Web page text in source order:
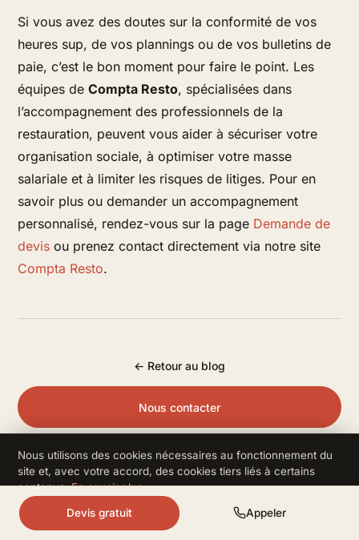
Si vous avez des doutes sur la conformité de vos
heures sup, de vos plannings ou de vos bulletins de
paie, c’est le bon moment pour faire le point. Les
équipes deCompta Resto, spécialisées dans
l’accompagnement des professionnels de la
restauration, peuvent vous aider à sécuriser votre
organisation sociale, à optimiser votre masse
salariale et à limiter les risques de litiges. Pour en
savoir plus ou demander un accompagnement
personnalisé, rendez-vous sur la page Demande de
devis ou prenez contact directement via notre site
Compta Resto.
← Retour au blog
Nous contacter
Devis gratuit Appeler
Nous utilisons des cookies nécessaires au fonctionnement du
site et, avec votre accord, des cookies tiers liés à certains
contenus.En savoir plus.
Refuser Accepter